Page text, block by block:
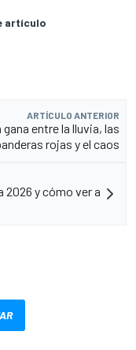
artículo
ARTÍCULO ANTERIOR
entre la lluvia, las
rojas y el caos
2026 y cómo ver a